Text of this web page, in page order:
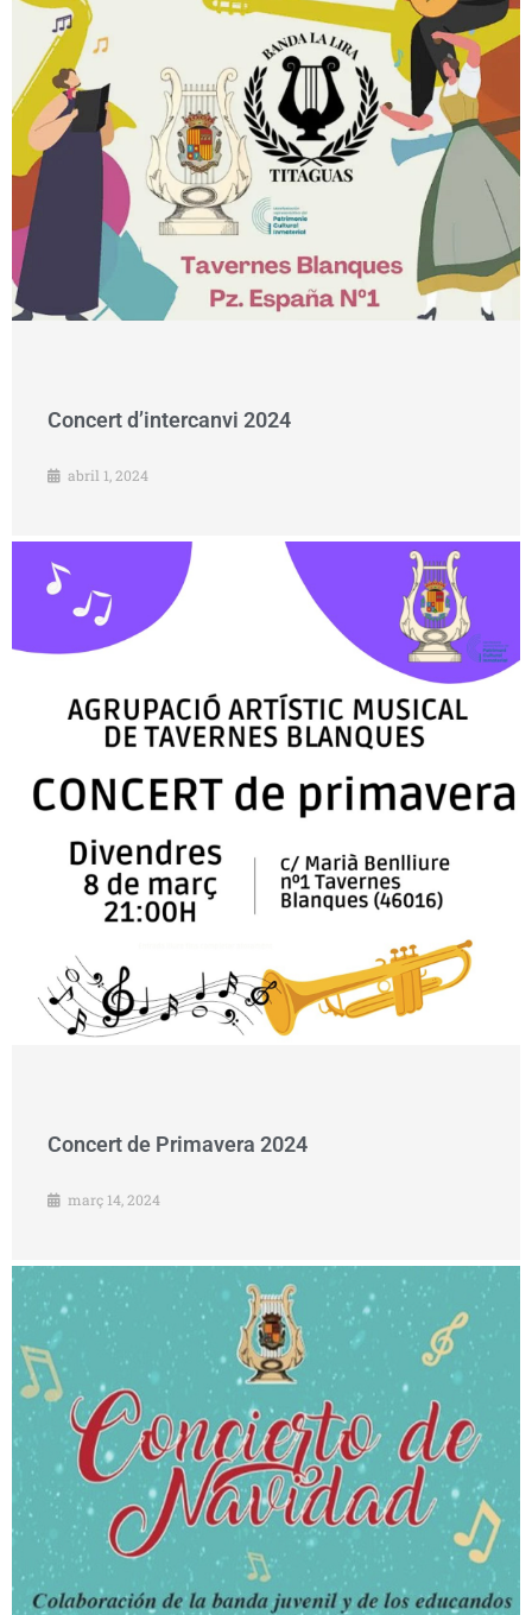
Concert d’intercanvi 2024
abril 1, 2024
Concert de Primavera 2024
març 14, 2024